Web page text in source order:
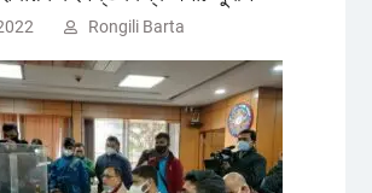
Rongili Barta